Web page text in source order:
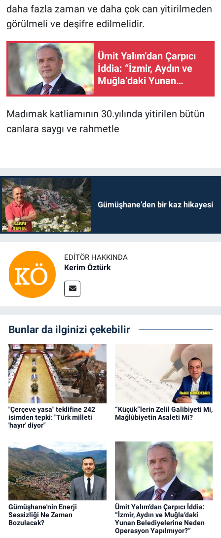
daha fazla zaman ve daha çok can yitirilmeden
görülmeli ve deşifre edilmelidir.
Ümit Yalım’dan Çarpıcı
İddia: “İzmir, Aydın ve
Muğla’daki Yunan
Madımak katliamının 30.yılında yitirilen bütün
canlara saygı ve rahmetle
Gümüşhane’den bir kaz hikayesi
EDITÖR HAKKINDA
Kerim Öztürk
Bunlar da ilginizi çekebilir
"Çerçeve yasa" teklifine 242
isimden tepki: "Türk milleti
'hayır' diyor"
“Küçük”lerin Zelil Galibiyeti Mi,
Mağlûbiyetin Asaleti Mi?
Gümüşhane'nin Enerji
Sessizliği Ne Zaman
Bozulacak?
Ümit Yalım’dan Çarpıcı İddia:
“İzmir, Aydın ve Muğla’daki
Yunan Belediyelerine Neden
Operasyon Yapılmıyor?”